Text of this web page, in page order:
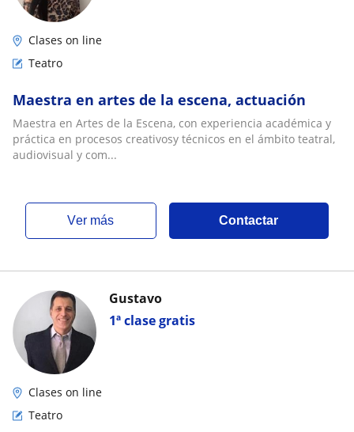
Clases on line
Teatro
Maestra en artes de la escena, actuación
Maestra en Artes de la Escena, con experiencia académica y
práctica en procesos creativosy técnicos en el ámbito teatral,
audiovisual y com...
ver más Contactar
1ª clase gratis
Gustavo
Clases on line
Teatro